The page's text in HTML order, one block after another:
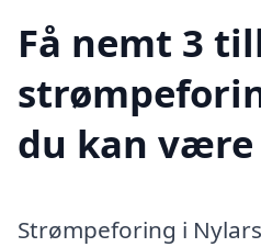
Få nemt 3
du kan
Strømpeforing i